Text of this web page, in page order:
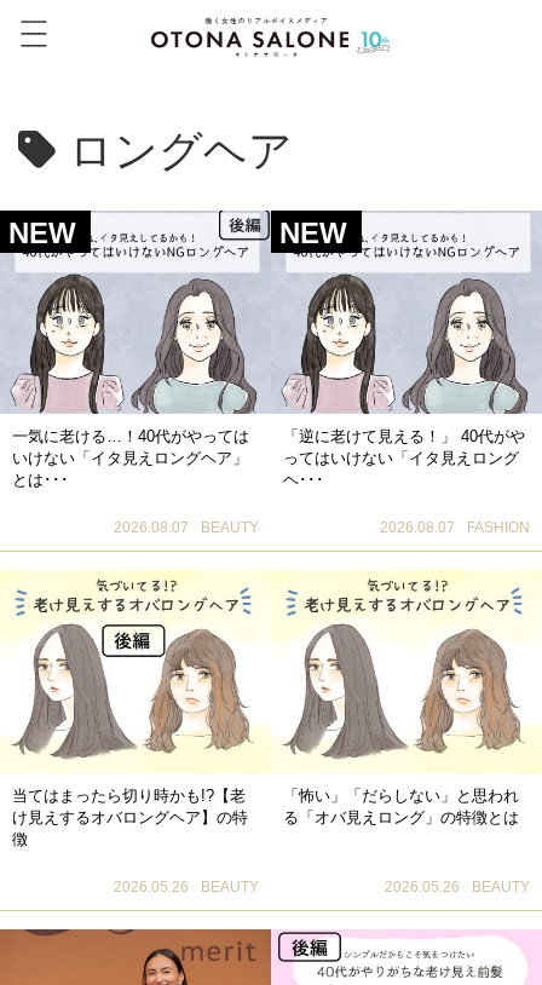
ロングヘア
NEW
一気に老ける…！40代がやっては
いけない「イタ見えロングヘア」
とは･･･
2026.08.07 BEAUTY
NEW
「逆に老けて見える！」 40代がや
ってはいけない「イタ見えロング
ヘ･･･
2026.08.07 FASHION
当てはまったら切り時かも!?【老
け見えするオバロングヘア】の特
徴
2026.05.26 BEAUTY
「怖い」「だらしない」と思われ
る「オバ見えロング」の特徴とは
2026.05.26 BEAUTY